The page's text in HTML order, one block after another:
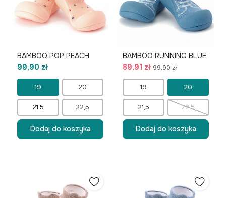
BAMBOO POP PEACH
99,90 zł
19 20
21,5 22,5
Dodaj do koszyka
BAMBOO RUNNING BLUE
89,91 zł99,90 zł
19 20
21,5 22,5
Dodaj do koszyka